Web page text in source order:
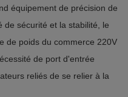
équipement de précision de
de sécurité et la stabilité, le
de poids du commerce 220V
de port d'entrée
reliés de se relier à la